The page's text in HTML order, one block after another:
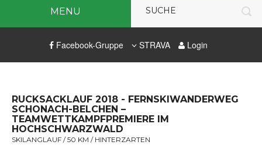
MENU
Facebook-Gruppe STRAVA Login
RUCKSACKLAUF 2018 - FERNSKIWANDERWEG
SCHONACH-BELCHEN –
TEAMWETTKAMPFPREMIERE IM
HOCHSCHWARZWALD
SKILANGLAUF / 50 KM / HINTERZARTEN